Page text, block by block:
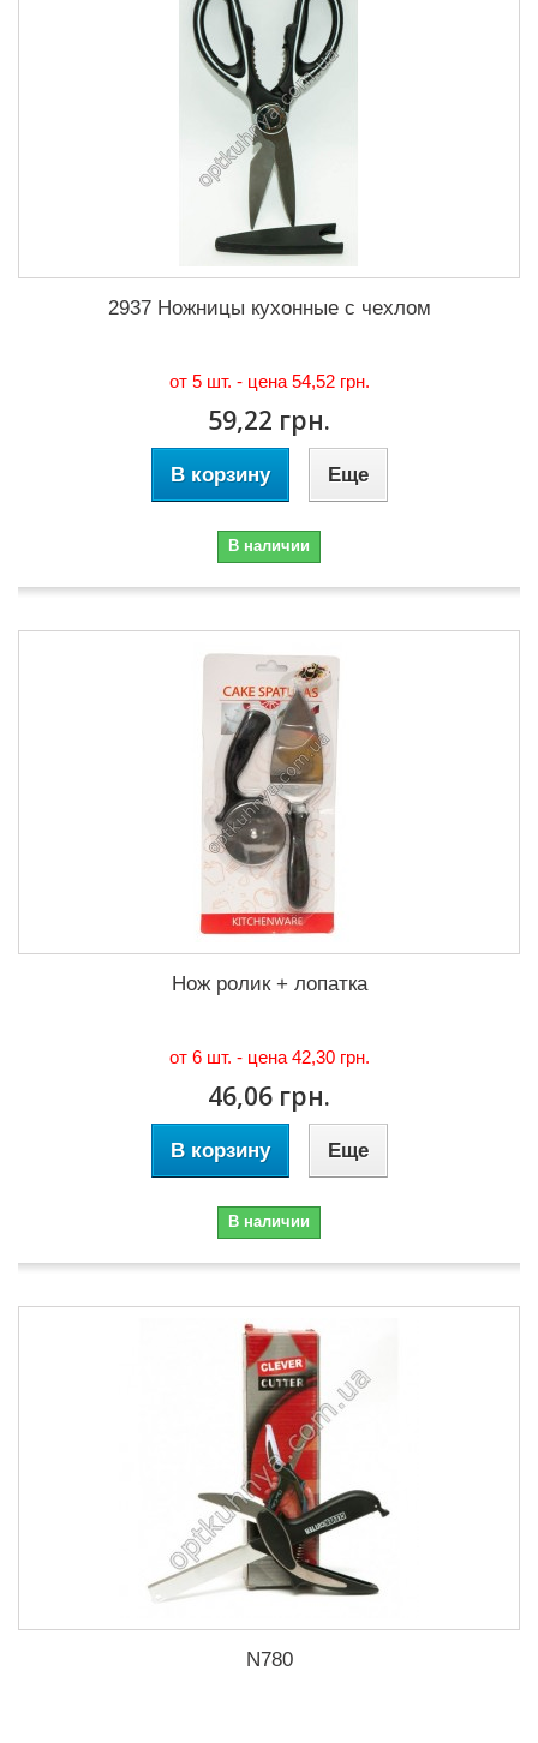
2937 Ножницы кухонные с чехлом
от 5 шт. - цена 54,52 грн.
59,22 грн.
В корзину Еще
В наличии
Нож ролик + лопатка
от 6 шт. - цена 42,30 грн.
46,06 грн.
В корзину Еще
В наличии
N780